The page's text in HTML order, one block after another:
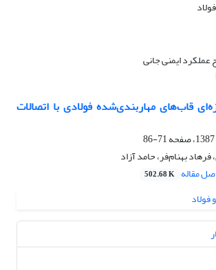
ایمنی جانی
قاب‌های مهاربندی‌شده فولادی با اتصالات
71-86
بهنام‌فر، حامد آزاد
مقاله 502.68 K